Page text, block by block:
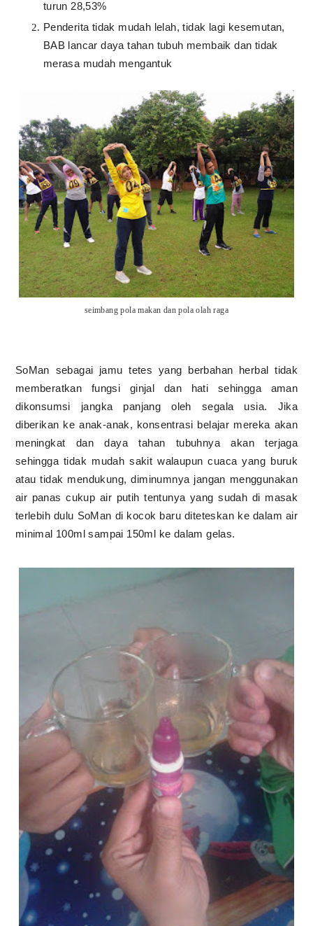
turun 28,53%
Penderita tidak mudah lelah, tidak lagi kesemutan,
BAB lancar daya tahan tubuh membaik dan tidak
merasa mudah mengantuk
seimbang pola makan dan pola olah raga
SoMan sebagai jamu tetes yang berbahan herbal tidak
memberatkan fungsi ginjal dan hati sehingga aman
dikonsumsi jangka panjang oleh segala usia. Jika
diberikan ke anak-anak, konsentrasi belajar mereka akan
meningkat dan daya tahan tubuhnya akan terjaga
sehingga tidak mudah sakit walaupun cuaca yang buruk
atau tidak mendukung, diminumnya jangan menggunakan
air panas cukup air putih tentunya yang sudah di masak
terlebih dulu SoMan di kocok baru diteteskan ke dalam air
minimal 100ml sampai 150ml ke dalam gelas.